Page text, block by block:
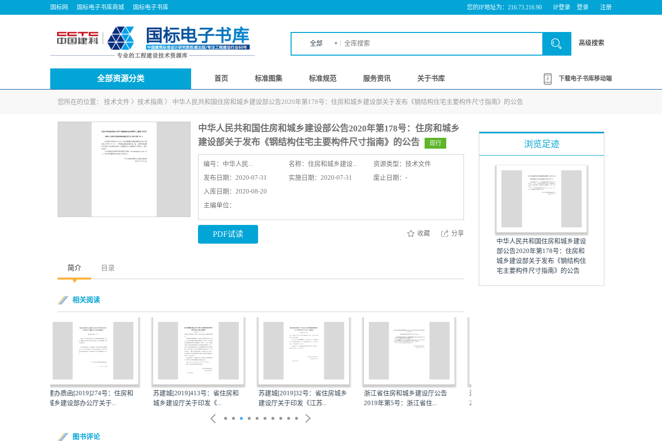
国标网 国标电子书库商城 国标电子书库 您的IP地址为：216.73.216.90 IP登录 登录 注册
全部 高级搜索
全部资源分类 首页 标准图集 标准规范 服务资讯 关于书库 下载电子书库移动端
您所在的位置： 技术文件 〉 技术指南 〉 中华人民共和国住房和城乡建设部公告2020年第178号：住房和城乡建设部关于发布《钢结构住宅主要构件尺寸指南》的公告
中华人民共和国住房和城乡建设部公告2020年第178号：住房和城乡
建设部关于发布《钢结构住宅主要构件尺寸指南》的公告
现行
编号： 中华人民... 名称： 住房和城乡建设...
资源类型：技术文件
发布日期：2020-07-31
实施日期：2020-07-31
废止日期：-
入库日期：2020-08-20
主编单位：
PDF试读 收藏 分享
简介 目录
相关阅读
号：住房和
苏建城[2019]413号：省住房和
城乡建设厅关于印发《...
苏建城[2019]32号：省住房城乡
建设厅关于印发《江苏...
浙江省住房和城乡建设厅公告
2019年第5号：浙江省住...
浙江省住房和城乡建设厅公告
2019年第6号：浙江省住...
图书评论
浏览足迹
中华人民共和国住房和城乡建设
部公告2020年第178号：住房和
城乡建设部关于发布《钢结构住
宅主要构件尺寸指南》的公告